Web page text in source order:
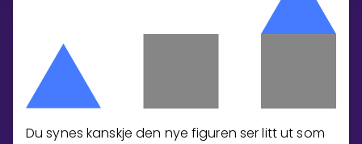
LÆREPLAN
Velg læreplan
Du synes kanskje den nye figuren ser litt ut som